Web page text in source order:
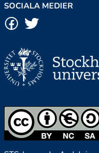
SOCIALA MEDIER